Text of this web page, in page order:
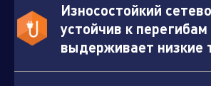
Износостойкий
устойчив к перегибам
выдерживает низкие